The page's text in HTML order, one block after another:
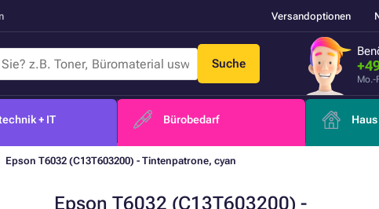
Versandoptionen
Suche
Mo.-
+ IT Bürobedarf
Epson T6032 (C13T603200) - Tintenpatrone, cyan
Epson T6032 (C13T603200) -